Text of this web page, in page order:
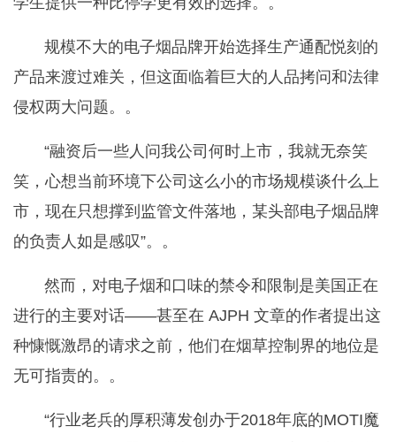
规模不大的电子烟品牌开始选择生产通配悦刻的
产品来渡过难关，但这面临着巨大的人品拷问和法律
侵权两大问题。。
“融资后一些人问我公司何时上市，我就无奈笑
笑，心想当前环境下公司这么小的市场规模谈什么上
市，现在只想撑到监管文件落地，某头部电子烟品牌
的负责人如是感叹”。。
然而，对电子烟和口味的禁令和限制是美国正在
进行的主要对话——甚至在 AJPH 文章的作者提出这
种慷慨激昂的请求之前，他们在烟草控制界的地位是
无可指责的。。
“行业老兵的厚积薄发创办于2018年底的MOTI魔